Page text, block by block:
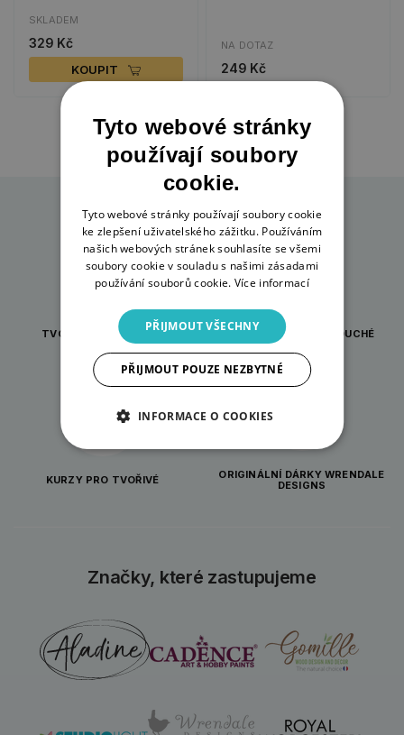
SKLADEM
329 Kč
KOUPIT
NA DOTAZ
249 Kč
TVOŘENÍ PRO KAŽDOU
PŘÍLEŽITOST
INSPIRACE A JEDNODUCHÉ
NÁVODY
KURZY PRO TVOŘIVÉ
ORIGINÁLNÍ DÁRKY WRENDALE
DESIGNS
Značky, které zastupujeme
Tyto webové stránky
používají soubory
cookie.
Tyto webové stránky používají soubory cookie
ke zlepšení uživatelského zážitku. Používáním
našich webových stránek souhlasíte se všemi
soubory cookie v souladu s našimi zásadami
používání souborů cookie. Více informací
PŘIJMOUT VŠECHNY
PŘIJMOUT POUZE NEZBYTNÉ
INFORMACE O COOKIES